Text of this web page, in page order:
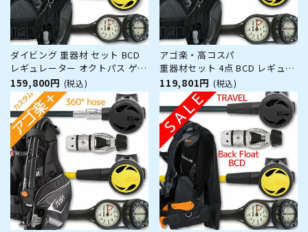
ダイビング 重器材 セット BCD
レギュレーター オクトパス ゲー
ジ 重器材セット 4点 【HDm-
HLXproFlx-Hoct2-Hmfx2】
AQUALUNG スキューバダイビ
ング 重器材セット OH オーバー
ホール クーポン プレゼント ア
ゴ楽 あ
159,800円 (税込)
アゴ楽・高コスパ
重器材セット 4点 BCD レギュレ
ーター オクトパス ゲージ
【HDm-Hreg2Flx-Hoct2-
Hmfx2】 スキューバーダイビン
グ BC コンパス 2連ゲージ
119,801円 (税込)